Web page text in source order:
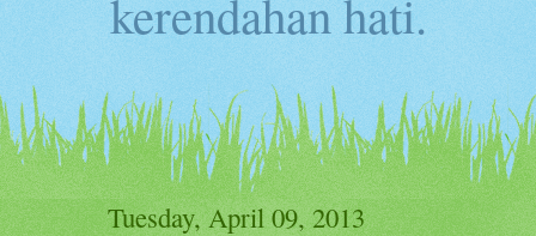
kerendahan hati.
Tuesday, April 09, 2013